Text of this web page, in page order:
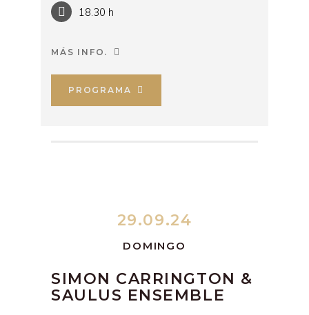
18.30 h
MÁS INFO.
PROGRAMA
29.09.24
DOMINGO
SIMON CARRINGTON &
SAULUS ENSEMBLE